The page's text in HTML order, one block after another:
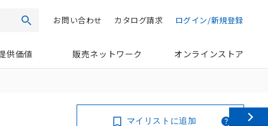
検索 ログイン/新規登録
カタログ請求
お問い合わせ
供価値 販売ネットワーク オンラインストア
マイリストに追加